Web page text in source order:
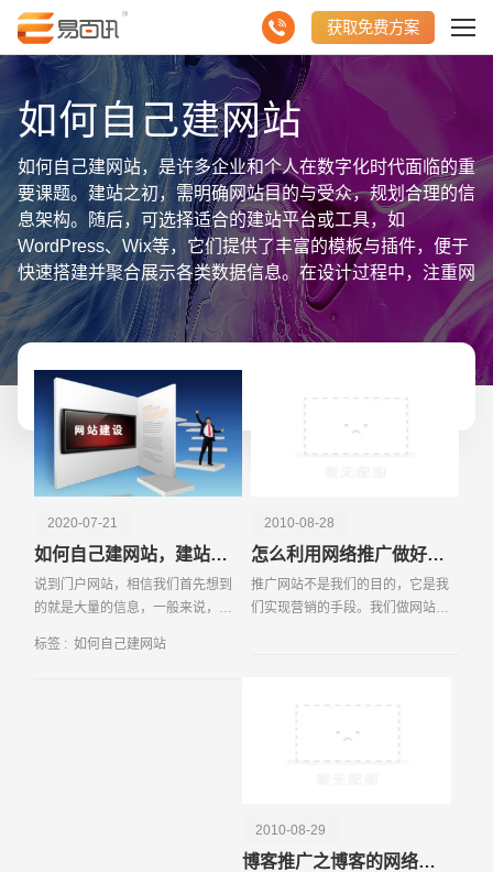
获取免费方案
如何自己建网站
如何自己建网站，是许多企业和个人在数字化时代面临的重
要课题。建站之初，需明确网站目的与受众，规划合理的信
息架构。随后，可选择适合的建站平台或工具，如
WordPress、Wix等，它们提供了丰富的模板与插件，便于
快速搭建并聚合展示各类数据信息。在设计过程中，注重网
站的视觉美感与用户体验，确保内容布局清晰、导航便捷。
同时，不可忽视网站的响应式设计与SEO优化，以适配不
同设备并提升搜索引擎排名。最后，通过集成数据分析工
具，持续跟踪用户行为，优化网站内容与功能。总之，自己
建网站需综合运用多种技能与工具，注重信息聚合与用户体
验，以实现高效的数字化展示与传播。
2020-07-21
如何自己建网站，建站前后这些事项要知晓
说到门户网站，相信我们首先想到
的就是大量的信息，一般来说，门
且门户网站的种类繁多，不同种类
标签 : 如何自己建网站
2010-08-28
怎么利用网络推广做好产品营销
推广网站不是我们的目的，它是我
们实现营销的手段。我们做网站推
2010-08-29
博客推广之博客的网络营销法则